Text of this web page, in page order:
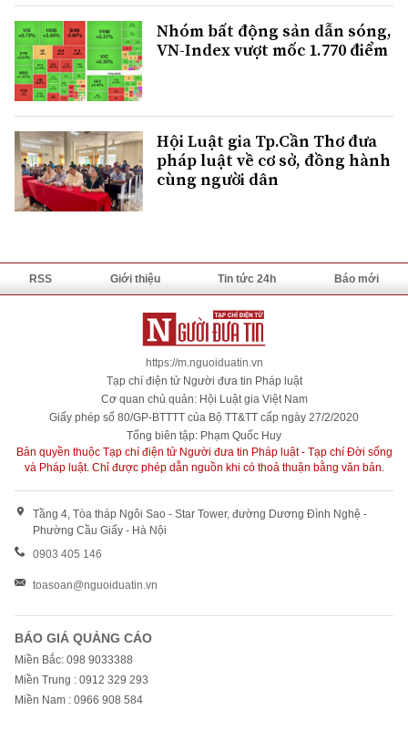
Nhóm bất động sản dẫn sóng,
VN-Index vượt mốc 1.770 điểm
Hội Luật gia Tp.Cần Thơ đưa
pháp luật về cơ sở, đồng hành
cùng người dân
RSS Giới thiệu Tin tức 24h Báo mới
https://m.nguoiduatin.vn
Tạp chí điện tử Người đưa tin Pháp luật
Cơ quan chủ quản: Hội Luật gia Việt Nam
Giấy phép số 80/GP-BTTTT của Bộ TT&TT cấp ngày 27/2/2020
Tổng biên tập: Phạm Quốc Huy
Bản quyền thuộc Tạp chí điện tử Người đưa tin Pháp luật - Tạp chí Đời sống
và Pháp luật. Chỉ được phép dẫn nguồn khi có thoả thuận bằng văn bản.
Tầng 4, Tòa tháp Ngôi Sao - Star Tower, đường Dương Đình Nghệ -
Phường Cầu Giấy - Hà Nội
0903 405 146
toasoan@nguoiduatin.vn
BÁO GIÁ QUẢNG CÁO
Miền Bắc: 098 9033388
Miền Trung : 0912 329 293
Miền Nam : 0966 908 584